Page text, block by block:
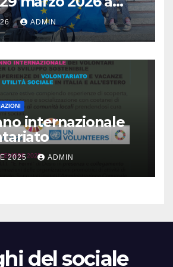
plus :
la vita, apre la
ADMIN
internazionale
2025 ADMIN
del sociale